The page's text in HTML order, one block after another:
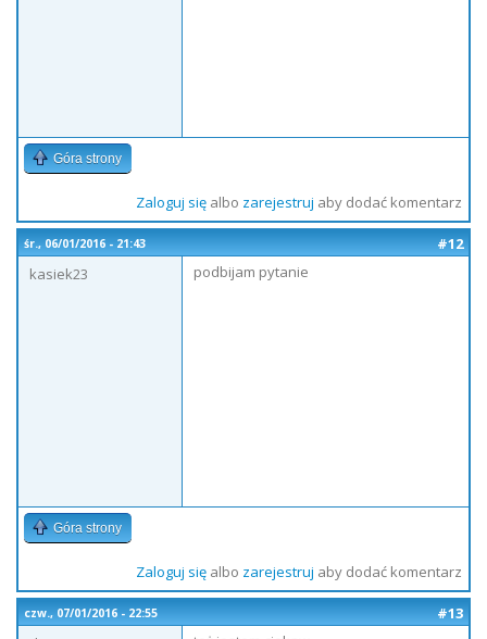
Góra strony
Zaloguj sięalbo zarejestruj aby dodać komentarz
śr., 06/01/2016 - 21:43
#12
kasiek23
podbijam pytanie
Góra strony
Zaloguj sięalbo zarejestruj aby dodać komentarz
czw., 07/01/2016 - 22:55
#13